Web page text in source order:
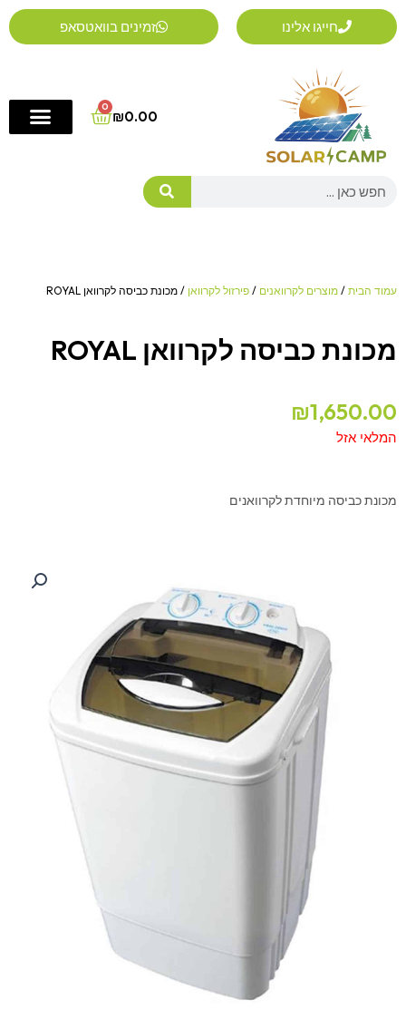
דילוג
לתוכן
חייגו אלינו זמינים בוואטסאפ
₪0.00
0
Cart
Search
עמוד הבית / מוצרים לקרוואנים / פירזול לקרוואן / מכונת כביסה לקרוואן ROYAL
מכונת כביסה לקרוואן ROYAL
₪1,650.00
המלאי אזל
מכונת כביסה מיוחדת לקרוואנים